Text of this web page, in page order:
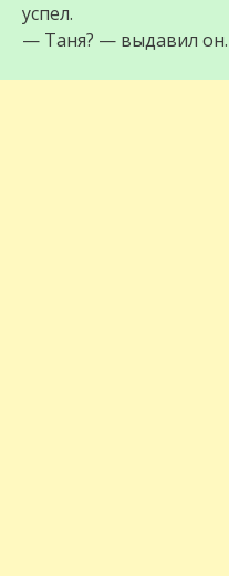
успел.
— Таня? — выдавил